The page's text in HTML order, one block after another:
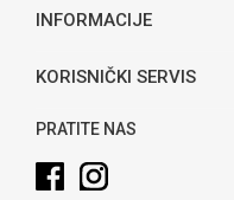
Gama S doo
Adresa
Telefon:
Email:
INFORMACIJE
O nama
KORISNIČKI SERVIS
Uslovi korišćenja i prodaje
Kako kupiti
PRATITE NAS